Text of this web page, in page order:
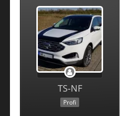
TS-NF
Profi